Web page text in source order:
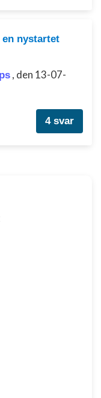
nystartet
, den 13-07-
4 svar